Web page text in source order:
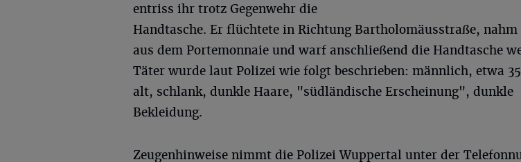
entriss ihr trotz Gegenwehr die
Handtasche. Er flüchtete in Richtung Bartholomäusstraße, nahm
aus dem Portemonnaie und warf anschließend die Handtasche
Täter wurde laut Polizei wie folgt beschrieben: männlich, etwa
alt, schlank, dunkle Haare, "südländische Erscheinung", dunkle
Bekleidung.
Zeugenhinweise nimmt die Polizei Wuppertal unter der